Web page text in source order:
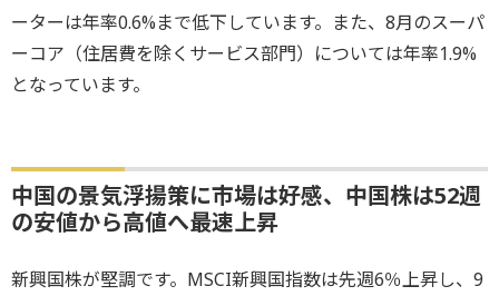
ーターは年率0.6%まで低下しています。また、8月のスーパ
ーコア（住居費を除くサービス部門）については年率1.9%
となっています。
中国の景気浮揚策に市場は好感、中国株は52週
の安値から高値へ最速上昇
新興国株が堅調です。MSCI新興国指数は先週6％上昇し、9